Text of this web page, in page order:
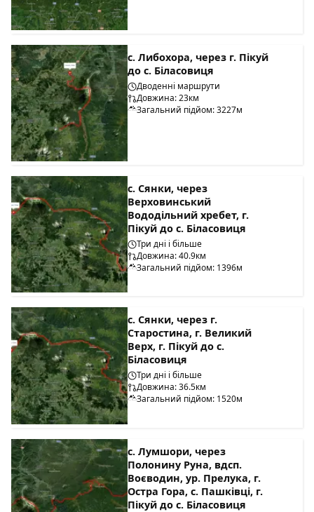
с. Либохора, через г. Пікуй
до с. Біласовиця
Дводенні маршрути
Довжина: 23км
Загальний підйом: 3227м
с. Сянки, через
Верховинський
Вододільний хребет, г.
Пікуй до с. Біласовиця
Три дні і більше
Довжина: 40.9км
Загальний підйом: 1396м
с. Сянки, через г.
Старостина, г. Великий
Верх, г. Пікуй до с.
Біласовиця
Три дні і більше
Довжина: 36.5км
Загальний підйом: 1520м
с. Лумшори, через
Полонину Руна, вдсп.
Воєводин, ур. Прелука, г.
Остра Гора, с. Пашківці, г.
Пікуй до с. Біласовиця